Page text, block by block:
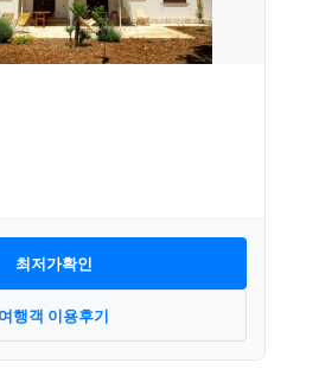
최저가확인
여행객 이용후기